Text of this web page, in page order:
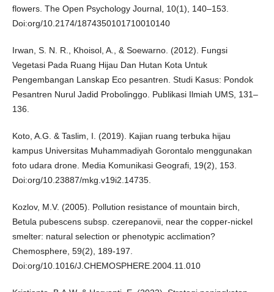
flowers. The Open Psychology Journal, 10(1), 140–153.
Doi:org/10.2174/1874350101710010140
Irwan, S. N. R., Khoisol, A., & Soewarno. (2012). Fungsi
Vegetasi Pada Ruang Hijau Dan Hutan Kota Untuk
Pengembangan Lanskap Eco pesantren. Studi Kasus: Pondok
Pesantren Nurul Jadid Probolinggo. Publikasi Ilmiah UMS, 131–
136.
Koto, A.G. & Taslim, I. (2019). Kajian ruang terbuka hijau
kampus Universitas Muhammadiyah Gorontalo menggunakan
foto udara drone. Media Komunikasi Geografi, 19(2), 153.
Doi:org/10.23887/mkg.v19i2.14735.
Kozlov, M.V. (2005). Pollution resistance of mountain birch,
Betula pubescens subsp. czerepanovii, near the copper-nickel
smelter: natural selection or phenotypic acclimation?
Chemosphere, 59(2), 189-197.
Doi:org/10.1016/J.CHEMOSPHERE.2004.11.010